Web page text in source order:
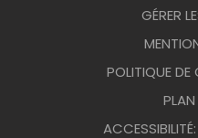
GÉRER
POLITIQUE DE